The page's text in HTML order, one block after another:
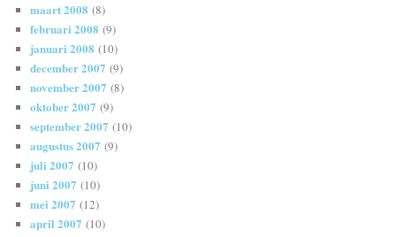
maart 2008 (8)
februari 2008 (9)
januari 2008 (10)
december 2007 (9)
november 2007 (8)
oktober 2007 (9)
september 2007 (10)
augustus 2007 (9)
juli 2007 (10)
juni 2007 (10)
mei 2007 (12)
april 2007 (10)